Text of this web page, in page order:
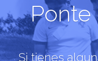
Ponte
Si tienes